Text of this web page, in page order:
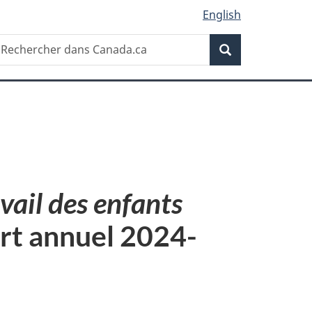
English
Recherche
des enfants
annuel 2024-